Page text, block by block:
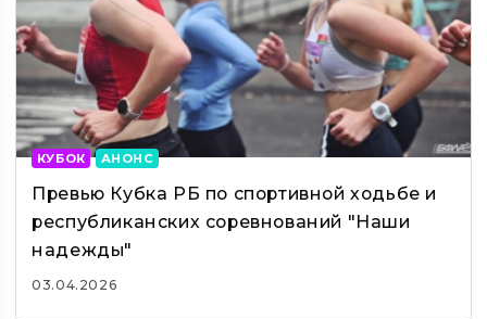
КУБОК АНОНС
Превью Кубка РБ по спортивной ходьбе и
республиканских соревнований "Наши
надежды"
03.04.2026